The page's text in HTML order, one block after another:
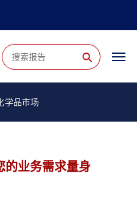
⚲
学品市场
的业务需求量身